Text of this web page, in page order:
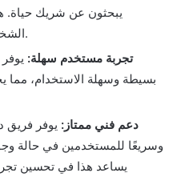
يبحثون عن شريك حياة.
الشخص المناسب بسهولة وسرعة.
تجربة مستخدم سهلة:
بسيطة وسهلة الاستخدام، مما
دعم فني ممتاز: يوفر فريق
وسريعًا للمستخدمين في حالة
يساعد هذا في تحسين